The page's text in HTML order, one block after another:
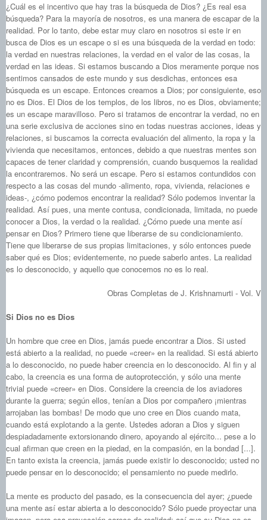
¿Cuál es el incentivo que hay tras la búsqueda de Dios? ¿Es real esa
búsqueda? Para la mayoría de nosotros, es una manera de escapar de la
realidad. Por lo tanto, debe estar muy claro en nosotros si este ir en
busca de Dios es un escape o si es una búsqueda de la verdad en todo:
la verdad en nuestras relaciones, la verdad en el valor de las cosas, la
verdad en las ideas. Si estamos buscando a Dios meramente porque nos
sentimos cansados de este mundo y sus desdichas, entonces esa
búsqueda es un escape. Entonces creamos a Dios; por consiguiente, eso
no es Dios. El Dios de los templos, de los libros, no es Dios, obviamente;
es un escape maravilloso. Pero si tratamos de encontrar la verdad, no en
una serie exclusiva de acciones sino en todas nuestras acciones, ideas y
relaciones, si buscamos la correcta evaluación del alimento, la ropa y la
vivienda que necesitamos, entonces, debido a que nuestras mentes son
capaces de tener claridad y comprensión, cuando busquemos la realidad
la encontraremos. No será un escape. Pero si estamos contundidos con
respecto a las cosas del mundo ‑alimento, ropa, vivienda, relaciones e
ideas-, ¿cómo podemos encontrar la realidad? Sólo podemos inventar la
realidad. Así pues, una mente contusa, condicionada, limitada, no puede
conocer a Dios, la verdad o la realidad. ¿Cómo puede una mente así
pensar en Dios? Primero tiene que liberarse de su condicionamiento.
Tiene que liberarse de sus propias limitaciones, y sólo entonces puede
saber qué es Dios; evidentemente, no puede saberlo antes. La realidad
es lo desconocido, y aquello que conocemos no es lo real.
Obras Completas de J. Krishnamurti - Vol. V
Si Dios no es Dios
Un hombre que cree en Dios, jamás puede encontrar a Dios. Si usted
está abierto a la realidad, no puede «creer» en la realidad. Si está abierto
a lo desconocido, no puede haber creencia en lo desconocido. Al fin y al
cabo, la creencia es una forma de autoprotección, y sólo una mente
trivial puede «creer» en Dios. Considere la creencia de los aviadores
durante la guerra; según ellos, tenían a Dios por compañero ¡mientras
arrojaban las bombas! De modo que uno cree en Dios cuando mata,
cuando está explotando a la gente. Ustedes adoran a Dios y siguen
despiadadamente extorsionando dinero, apoyando al ejército... pese a lo
cual afirman que creen en la piedad, en la compasión, en la bondad [...].
En tanto exista la creencia, jamás puede existir lo desconocido; usted no
puede pensar en lo desconocido; el pensamiento no puede medirlo.
La mente es producto del pasado, es la consecuencia del ayer; ¿puede
una mente así estar abierta a lo desconocido? Sólo puede proyectar una